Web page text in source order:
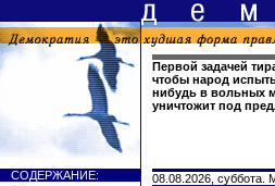
Первой задачей
чтобы народ
нибудь в вольных
уничтожит под
СОДЕРЖАНИЕ:
08.08.2026, суббота.